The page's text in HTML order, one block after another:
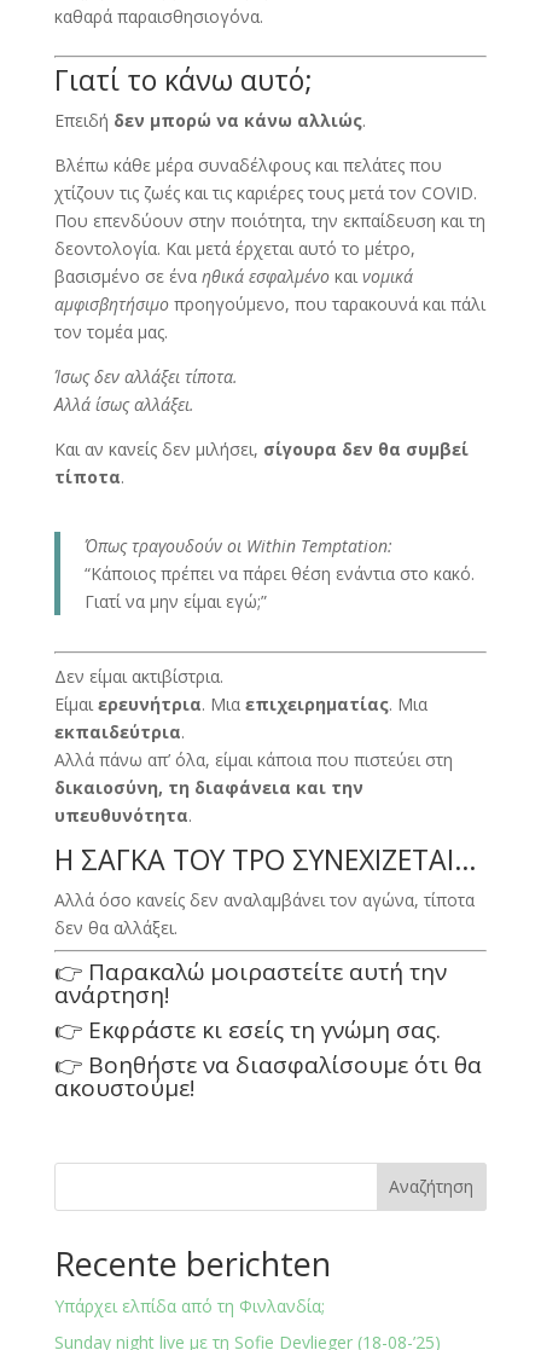
καθαρά παραισθησιογόνα.
Γιατί το κάνω αυτό;
Επειδή δεν μπορώ να κάνω αλλιώς.
Βλέπω κάθε μέρα συναδέλφους και πελάτες που
χτίζουν τις ζωές και τις καριέρες τους μετά τον COVID.
Που επενδύουν στην ποιότητα, την εκπαίδευση και τη
δεοντολογία. Και μετά έρχεται αυτό το μέτρο,
βασισμένο σε ένα ηθικά εσφαλμένοκαι νομικά
αμφισβητήσιμοπροηγούμενο, που ταρακουνά και πάλι
τον τομέα μας.
Ίσως δεν αλλάξει τίποτα.
Αλλά ίσως αλλάξει.
Και αν κανείς δεν μιλήσει, σίγουρα δεν θα συμβεί
τίποτα.
Όπως τραγουδούν οι Within Temptation:
“Κάποιος πρέπει να πάρει θέση ενάντια στο κακό.
Γιατί να μην είμαι εγώ;”
Δεν είμαι ακτιβίστρια.
Είμαι ερευνήτρια. Μια επιχειρηματίας. Μια
εκπαιδεύτρια.
Αλλά πάνω απ’ όλα, είμαι κάποια που πιστεύει στη
δικαιοσύνη, τη διαφάνεια και την
υπευθυνότητα.
Η ΣΑΓΚΑ ΤΟΥ TPO ΣΥΝΕΧΙΖΕΤΑΙ…
Αλλά όσο κανείς δεν αναλαμβάνει τον αγώνα, τίποτα
δεν θα αλλάξει.
👉 Παρακαλώ μοιραστείτε αυτή την
ανάρτηση!
👉 Εκφράστε κι εσείς τη γνώμη σας.
👉 Βοηθήστε να διασφαλίσουμε ότι θα
ακουστούμε!
Αναζήτηση
Recente berichten
Υπάρχει ελπίδα από τη Φινλανδία;
Sunday night live με τη Sofie Devlieger (18-08-’25)